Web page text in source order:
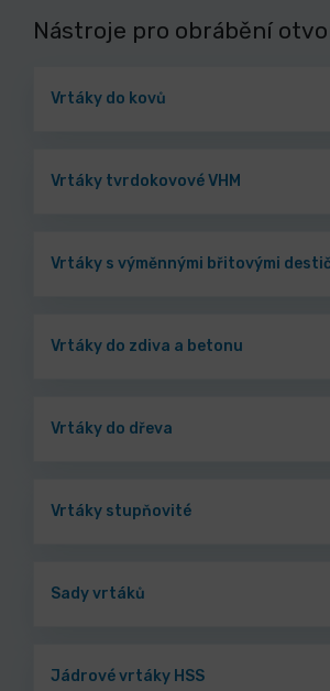
Nástroje pro obrábění
Vrtáky do kovů
Vrtáky tvrdokovové VHM
Vrtáky s výměnnými břitovými
Vrtáky do zdiva a betonu
Vrtáky do dřeva
Vrtáky stupňovité
Sady vrtáků
Jádrové vrtáky HSS